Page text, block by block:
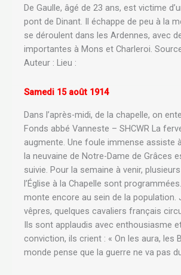
De Gaulle, âgé de 23 ans, est victime
pont de Dinant. Il échappe de peu à la
se déroulent dans les Ardennes, avec
importantes à Mons et Charleroi.
Auteur : Lieu :
Samedi 15 août 1914
Dans l’après-midi, de la chapelle, on
Fonds abbé Vanneste – SHCWR La
augmente. Une foule immense assiste
la neuvaine de Notre-Dame de Grâces
suivie. Pour la semaine à venir,
l’Église à la Chapelle sont
monte encore au sein de la population.
vêpres, quelques cavaliers français
Ils sont applaudis avec enthousiasme
conviction, ils crient : « On les aura, les
monde pense que la guerre ne va pas